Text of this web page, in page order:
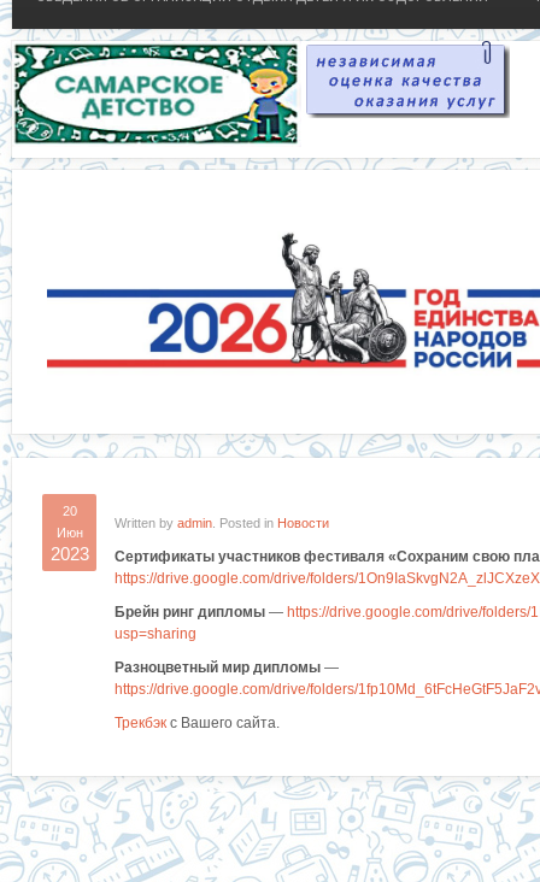
20
Июн
2023
Written by admin . Posted in Новости
Сертификаты участников фестиваля «Сохраним свою
https://drive.google.com/drive/folders/
Брейн ринг дипломы — https://drive.google.com/drive/
usp=sharing
Разноцветный мир дипломы —
https://drive.google.com/drive/folders/
Трекбэк с Вашего сайта.